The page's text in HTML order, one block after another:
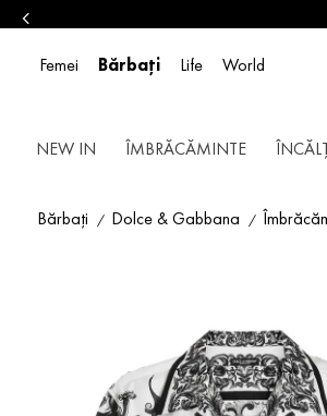
Femei Bărbați Life World
NEW IN ÎMBRĂCĂMINTE
Bărbați Dolce & Gabbana